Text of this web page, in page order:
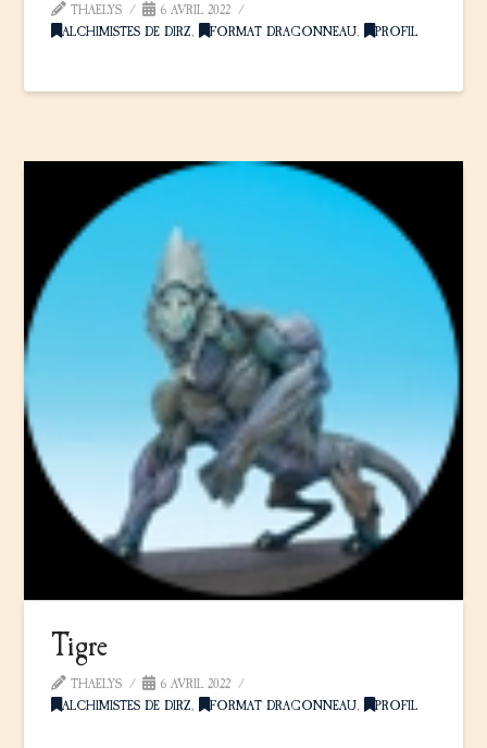
THAELYS
6 AVRIL 2022
ALCHIMISTES DE DIRZ, FORMAT DRAGONNEAU, PROFIL
Tigre
THAELYS
6 AVRIL 2022
ALCHIMISTES DE DIRZ, FORMAT DRAGONNEAU, PROFIL